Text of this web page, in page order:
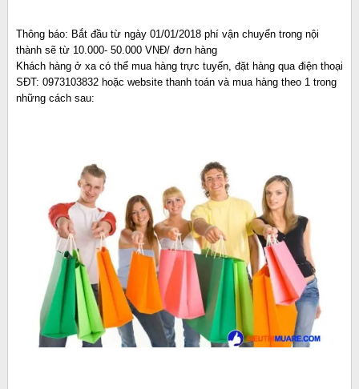
Thông báo: Bắt đầu từ ngày 01/01/2018 phí vận chuyển trong nội
thành sẽ từ 10.000- 50.000 VNĐ/ đơn hàng
Khách hàng ở xa có thể mua hàng trực tuyến, đặt hàng qua điện thoại
SĐT: 0973103832 hoặc website thanh toán và mua hàng theo 1 trong
những cách sau: